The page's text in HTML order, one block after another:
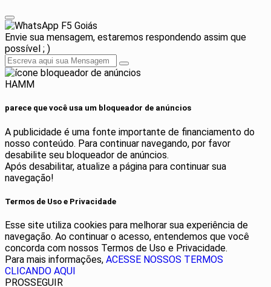
F5 Goiás
Envie sua mensagem, estaremos respondendo assim que
possível ; )
HAMM
parece que você usa um bloqueador de anúncios
A publicidade é uma fonte importante de financiamento do
nosso conteúdo. Para continuar navegando, por favor
desabilite seu bloqueador de anúncios.
Após desabilitar, atualize a página para continuar sua
navegação!
Termos de Uso e Privacidade
Esse site utiliza cookies para melhorar sua experiência de
navegação. Ao continuar o acesso, entendemos que você
concorda com nossos Termos de Uso e Privacidade.
Para mais informações, ACESSE NOSSOS TERMOS
CLICANDO AQUI
PROSSEGUIR